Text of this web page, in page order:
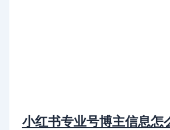
小红书专业号博主信息怎